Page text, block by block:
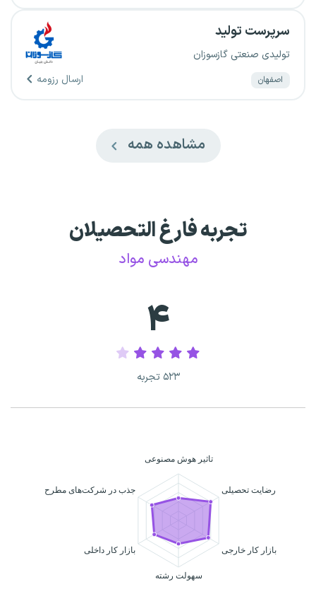
سرپرست تولید
تولیدی صنعتی گازسوزان
اصفهان ارسال رزومه
مشاهده همه
تجربه فارغ التحصیلان
مهندسی مواد
۴
۵۲۳ تجربه